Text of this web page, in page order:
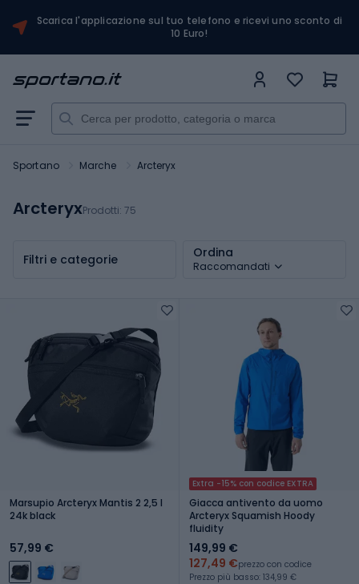
Scarica l'applicazione sul tuo telefono e ricevi uno sconto di
10 Euro!
Sportano Marche Arcteryx
ArcteryxProdotti: 75
Filtri e categorie Ordina
Raccomandati
Marsupio Arcteryx Mantis 2 2,5 l
24k black
57,99 €
Extra -15% con codice EXTRA
Giacca antivento da uomo
Arcteryx Squamish Hoody
fluidity
149,99 €
127,49 €prezzo con codice
Prezzo più basso: 134,99 €